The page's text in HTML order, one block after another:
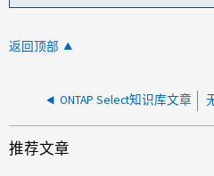
返回顶部
ONTAP Select知识库文章
推荐文章